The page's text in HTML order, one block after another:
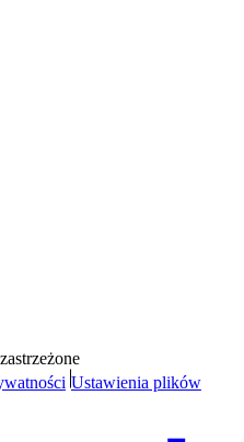
Ustawienia plików